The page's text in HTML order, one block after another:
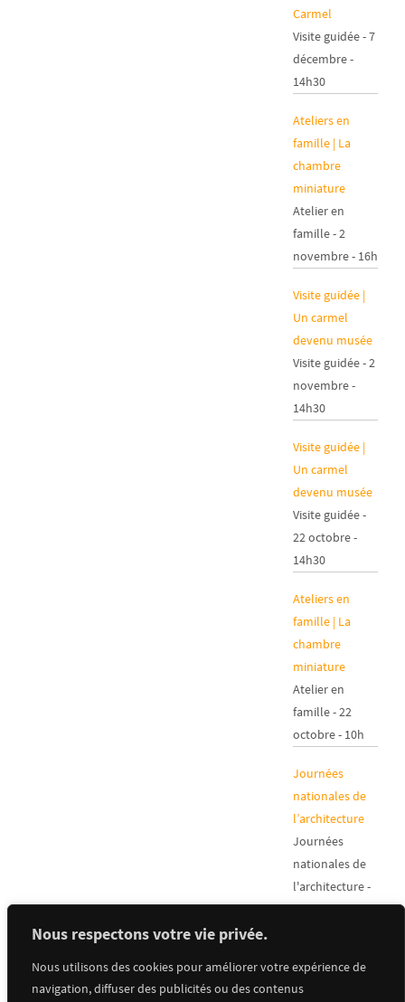
Nous respectons votre vie privée.
Nous utilisons des cookies pour améliorer votre expérience de
navigation, diffuser des publicités ou des contenus
Carmel
Visite guidée - 7
décembre -
14h30
Ateliers en
famille | La
chambre
miniature
Atelier en
famille - 2
novembre - 16h
Visite guidée |
Un carmel
devenu musée
Visite guidée - 2
novembre -
14h30
Visite guidée |
Un carmel
devenu musée
Visite guidée -
22 octobre -
14h30
Ateliers en
famille | La
chambre
miniature
Atelier en
famille - 22
octobre - 10h
Journées
nationales de
l’architecture
Journées
nationales de
l'architecture -
17 au 19
Visite guidée |
Un carmel